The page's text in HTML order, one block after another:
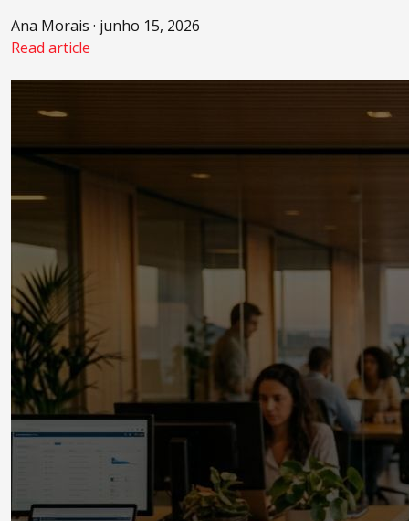
Ana Morais · junho 15, 2026
Read article